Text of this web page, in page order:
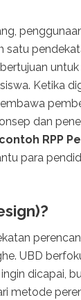
satu
bertujuan
Ketika
dan
contoh RPP
para
UBD
dicapai,
metode